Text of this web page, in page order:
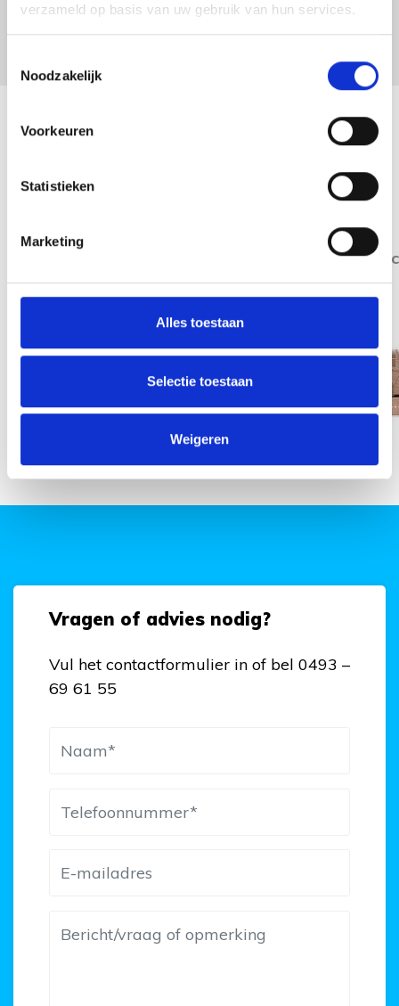
verzameld op basis van uw gebruik van hun services.
Noodzakelijk
Voorkeuren
Statistieken
Marketing
Alles toestaan
Selectie toestaan
Weigeren
Indeling
Weinsberg
650 MF
Vragen of advies nodig?
Vul het contactformulier in of bel 0493 –
69 61 55